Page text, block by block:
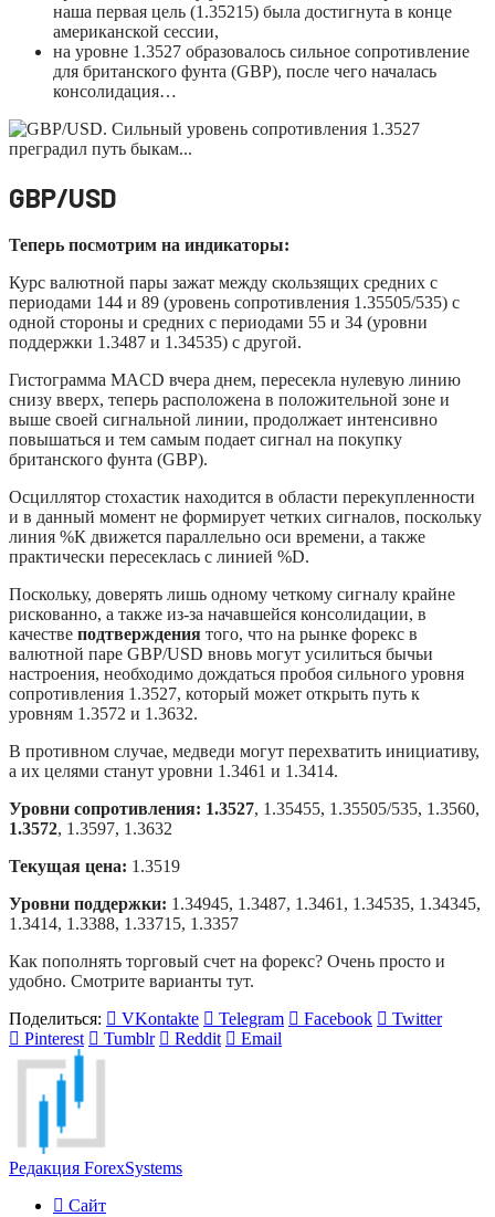
наша первая цель (1.35215) была достигнута в конце
американской сессии,
на уровне 1.3527 образовалось сильное сопротивление
для британского фунта (GBP), после чего началась
консолидация…
GBP/USD
Теперь посмотрим на индикаторы:
Курс валютной пары зажат между скользящих средних с
периодами 144 и 89 (уровень сопротивления 1.35505/535) с
одной стороны и средних с периодами 55 и 34 (уровни
поддержки 1.3487 и 1.34535) с другой.
Гистограмма MACD вчера днем, пересекла нулевую линию
снизу вверх, теперь расположена в положительной зоне и
выше своей сигнальной линии, продолжает интенсивно
повышаться и тем самым подает сигнал на покупку
британского фунта (GBP).
Осциллятор стохастик находится в области перекупленности
и в данный момент не формирует четких сигналов, поскольку
линия %К движется параллельно оси времени, а также
практически пересеклась с линией %D.
Поскольку, доверять лишь одному четкому сигналу крайне
рискованно, а также из-за начавшейся консолидации, в
качестве подтверждения того, что на рынке форекс в
валютной паре GBP/USD вновь могут усилиться бычьи
настроения, необходимо дождаться пробоя сильного уровня
сопротивления 1.3527, который может открыть путь к
уровням 1.3572 и 1.3632.
В противном случае, медведи могут перехватить инициативу,
а их целями станут уровни 1.3461 и 1.3414.
Уровни сопротивления: 1.3527, 1.35455, 1.35505/535, 1.3560,
1.3572, 1.3597, 1.3632
Текущая цена: 1.3519
Уровни поддержки: 1.34945, 1.3487, 1.3461, 1.34535, 1.34345,
1.3414, 1.3388, 1.33715, 1.3357
Как пополнять торговый счет на форекс? Очень просто и
удобно. Смотрите варианты тут.
Поделиться:
VKontakte Telegram Facebook
Twitter
Pinterest
Tumblr Reddit Email
Редакция ForexSystems
Сайт